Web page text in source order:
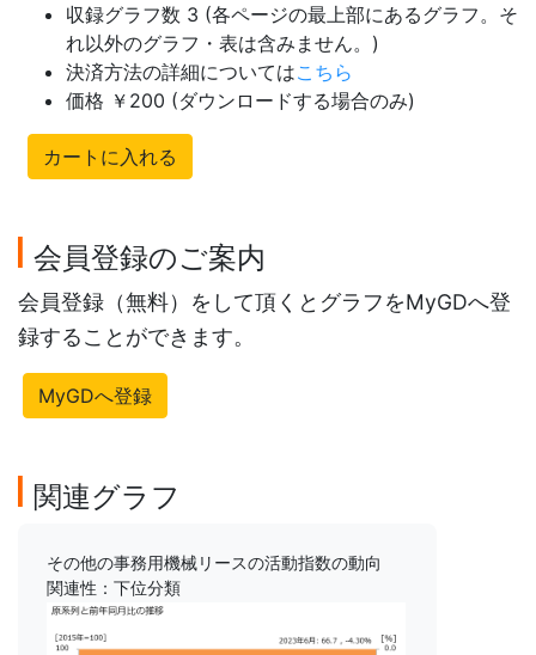
収録グラフ数 3 (各ページの最上部にあるグラフ。そ
れ以外のグラフ・表は含みません。)
決済方法の詳細についてはこちら
価格 ￥200 (ダウンロードする場合のみ)
カートに入れる
会員登録のご案内
会員登録（無料）をして頂くとグラフをMyGDへ登
録することができます。
MyGDへ登録
関連グラフ
その他の事務用機械リースの活動指数の動向
関連性：下位分類